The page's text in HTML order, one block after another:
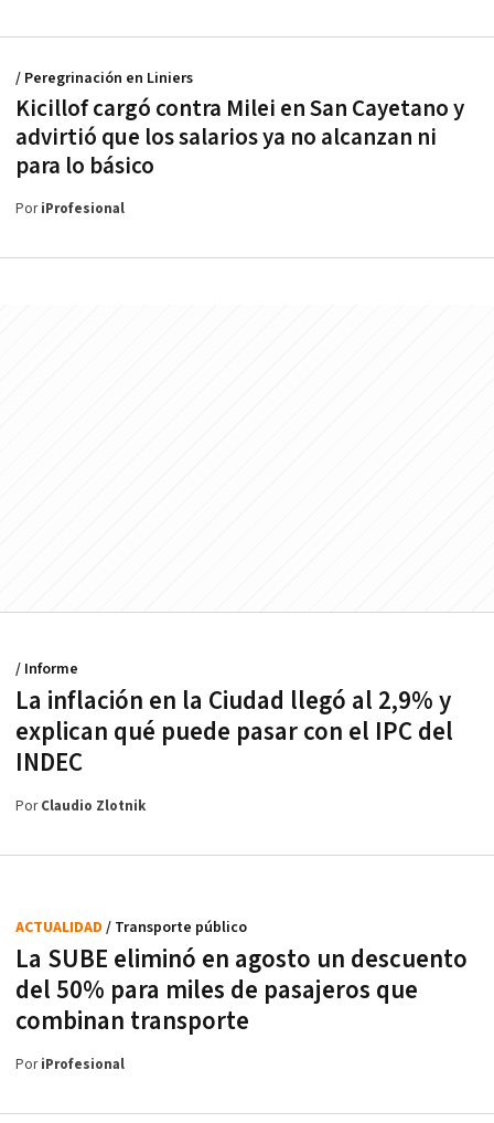
Kicillof cargó contra Milei en San Cayetano y
advirtió que los salarios ya no alcanzan ni
para lo básico
/ Peregrinación en Liniers
PoriProfesional
La inflación en la Ciudad llegó al 2,9% y
explican qué puede pasar con el IPC del
INDEC
/ Informe
PorClaudio Zlotnik
La SUBE eliminó en agosto un descuento
del 50% para miles de pasajeros que
combinan transporte
ACTUALIDAD / Transporte público
PoriProfesional